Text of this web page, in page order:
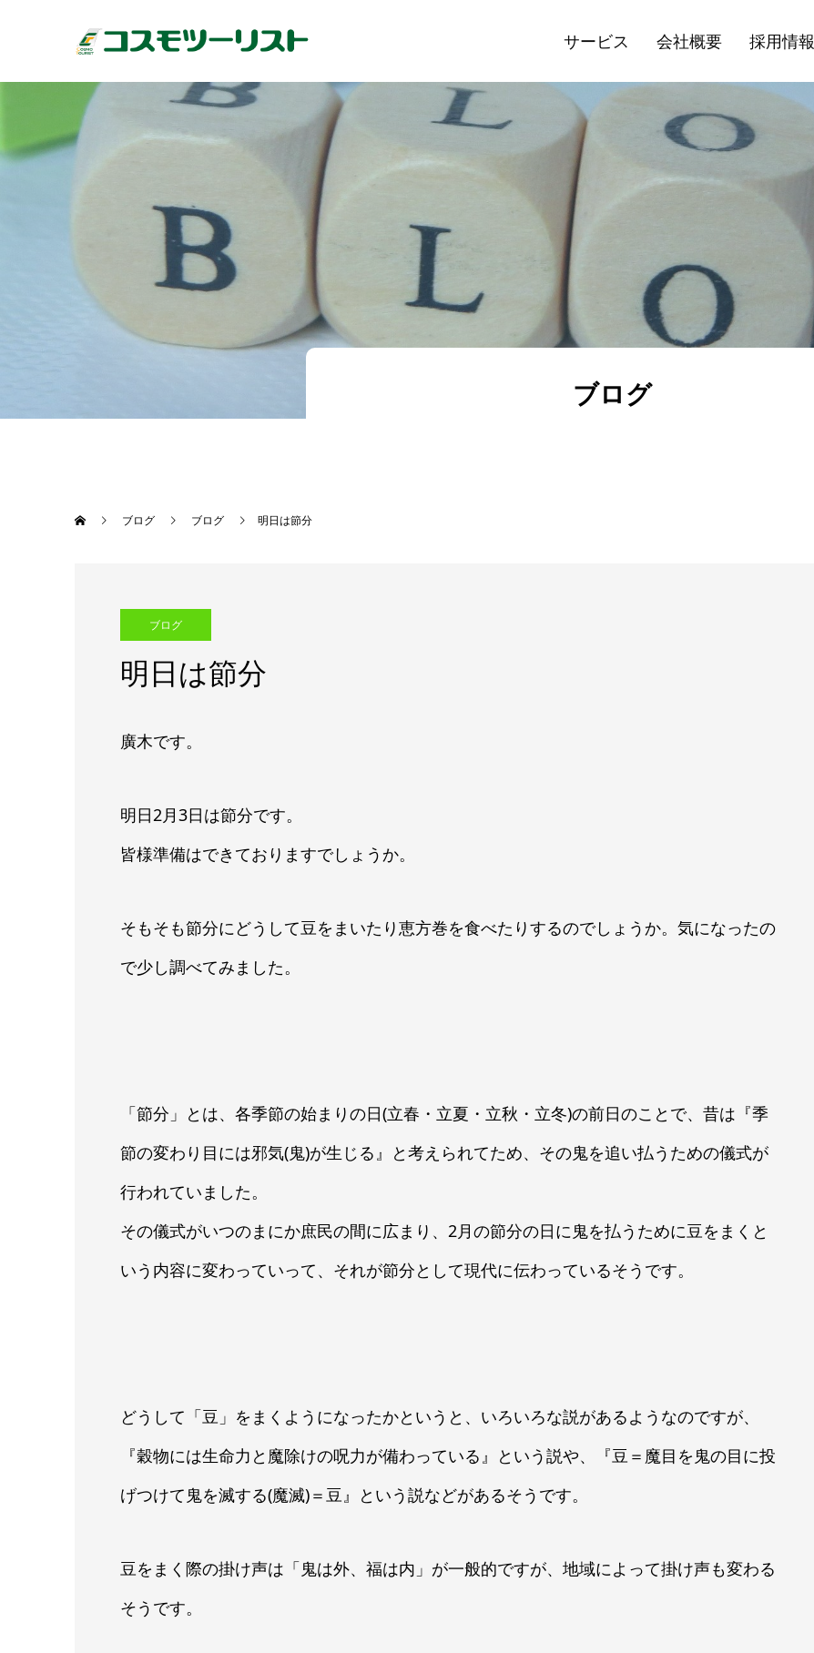
サービス 会社概要 採用情報
ブログ
ブログ ブログ 明日は節分
ブログ
明日は節分
廣木です。
明日2月3日は節分です。
皆様準備はできておりますでしょうか。
そもそも節分にどうして豆をまいたり恵方巻を食べたりするのでしょうか。気になったの
で少し調べてみました。
「節分」とは、各季節の始まりの日(立春・立夏・立秋・立冬)の前日のことで、昔は『季
節の変わり目には邪気(鬼)が生じる』と考えられてため、その鬼を追い払うための儀式が
行われていました。
その儀式がいつのまにか庶民の間に広まり、2月の節分の日に鬼を払うために豆をまくと
いう内容に変わっていって、それが節分として現代に伝わっているそうです。
どうして「豆」をまくようになったかというと、いろいろな説があるようなのですが、
『穀物には生命力と魔除けの呪力が備わっている』という説や、『豆＝魔目を鬼の目に投
げつけて鬼を滅する(魔滅)＝豆』という説などがあるそうです。
豆をまく際の掛け声は「鬼は外、福は内」が一般的ですが、地域によって掛け声も変わる
そうです。